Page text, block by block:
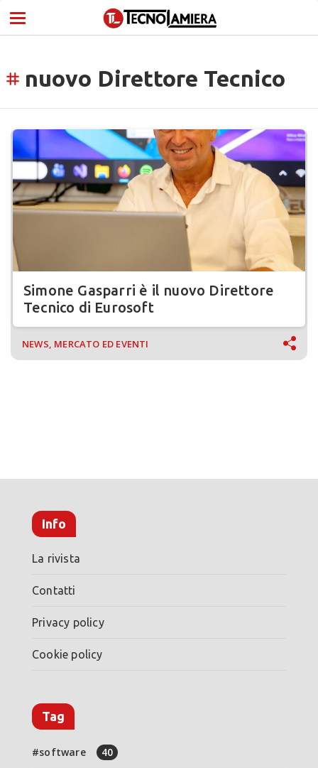
tag nuovo Direttore Tecnico
Simone Gasparri è il nuovo Direttore
Tecnico di Eurosoft
NEWS, MERCATO ED EVENTI
Info
La rivista
Contatti
Privacy policy
Cookie policy
Tag
software 40